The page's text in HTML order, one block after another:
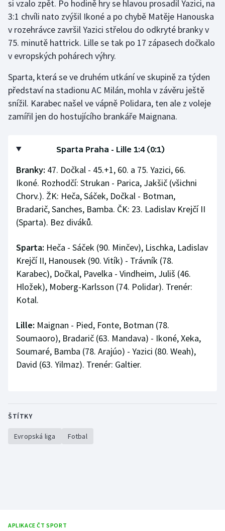
si vzalo zpět. Po hodině hry se hlavou prosadil Yazici, na
3:1 chvíli nato zvýšil Ikoné a po chybě Matěje Hanouska
v rozehrávce završil Yazici střelou do odkryté branky v
75. minutě hattrick. Lille se tak po 17 zápasech dočkalo
v evropských pohárech výhry.
Sparta, která se ve druhém utkání ve skupině za týden
představí na stadionu AC Milán, mohla v závěru ještě
snížil. Karabec našel ve vápně Polidara, ten ale z voleje
zamířil jen do hostujícího brankáře Maignana.
Sparta Praha - Lille 1:4 (0:1)
Branky: 47. Dočkal - 45.+1, 60. a 75. Yazici, 66.
Ikoné. Rozhodčí: Strukan - Parica, Jakšič (všichni
Chorv.). ŽK: Heča, Sáček, Dočkal - Botman,
Bradarič, Sanches, Bamba. ČK: 23. Ladislav Krejčí II
(Sparta). Bez diváků.
Sparta: Heča - Sáček (90. Minčev), Lischka, Ladislav
Krejčí II, Hanousek (90. Vitík) - Trávník (78.
Karabec), Dočkal, Pavelka - Vindheim, Juliš (46.
Hložek), Moberg-Karlsson (74. Polidar). Trenér:
Kotal.
Lille: Maignan - Pied, Fonte, Botman (78.
Soumaoro), Bradarič (63. Mandava) - Ikoné, Xeka,
Soumaré, Bamba (78. Arajúo) - Yazici (80. Weah),
David (63. Yilmaz). Trenér: Galtier.
ŠTÍTKY
Evropská liga Fotbal
APLIKACE ČT SPORT